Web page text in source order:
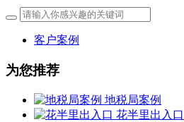
客户案例
为您推荐
地税局案例
花半里出入口